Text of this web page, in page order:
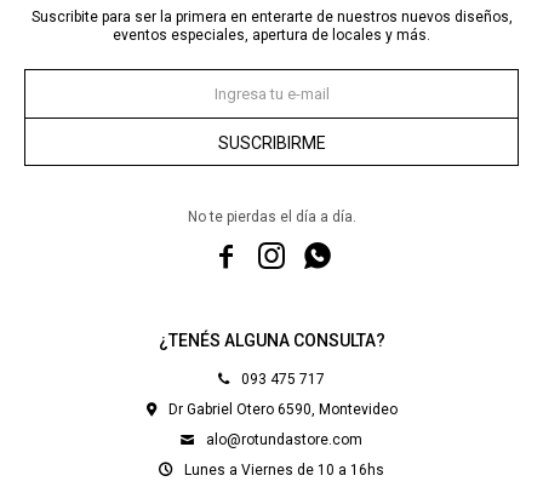
¿TENÉS ALGUNA CONSULTA?
093 475 717
Dr Gabriel Otero 6590, Montevideo
alo@rotundastore.com
Lunes a Viernes de 10 a 16hs
Suscribite para ser la primera en enterarte de nuestros nuevos diseños,
eventos especiales, apertura de locales y más.
SUSCRIBIRME
No te pierdas el día a día.
  